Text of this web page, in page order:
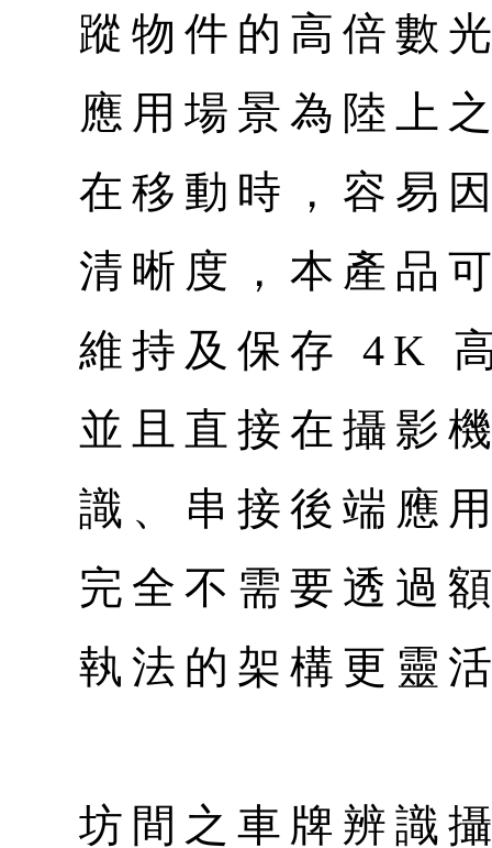
蹤物件的高倍數
應用場景為陸上
在移動時，容易
清晰度，本產品
維持及保存 4K
並且直接在攝影
識、串接後端應
完全不需要透過
執法的架構更靈
坊間之車牌辨識